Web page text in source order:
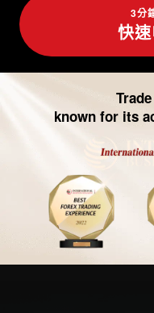
易|
CFD
交
易
3分
快
known for its